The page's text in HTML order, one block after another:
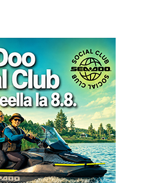
LUE DIGILEHDET
ASIAKASPALVELU JA
OHJEET
MEDIATIEDOT
YHTEYSTIEDOT